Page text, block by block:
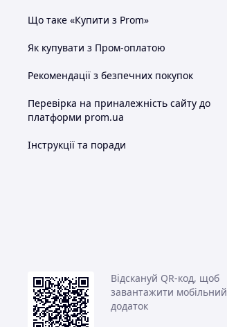
Що таке «Купити з Prom»
Як купувати з Пром-оплатою
Рекомендації з безпечних покупок
Перевірка на приналежність сайту до
платформи prom.ua
Інструкції та поради
Відскануй QR-код, щоб
завантажити мобільний
додаток